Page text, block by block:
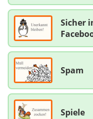
Sicher
Spam
Spiele